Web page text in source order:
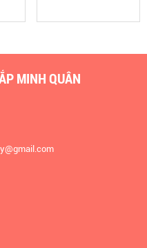
MINH QUÂN